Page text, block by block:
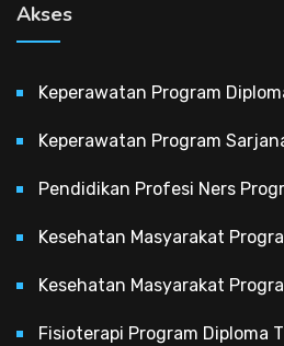
Akses
Keperawatan Program
Keperawatan Program
Pendidikan Profesi Ners
Kesehatan Masyarakat
Kesehatan Masyarakat
Fisioterapi Program Diploma